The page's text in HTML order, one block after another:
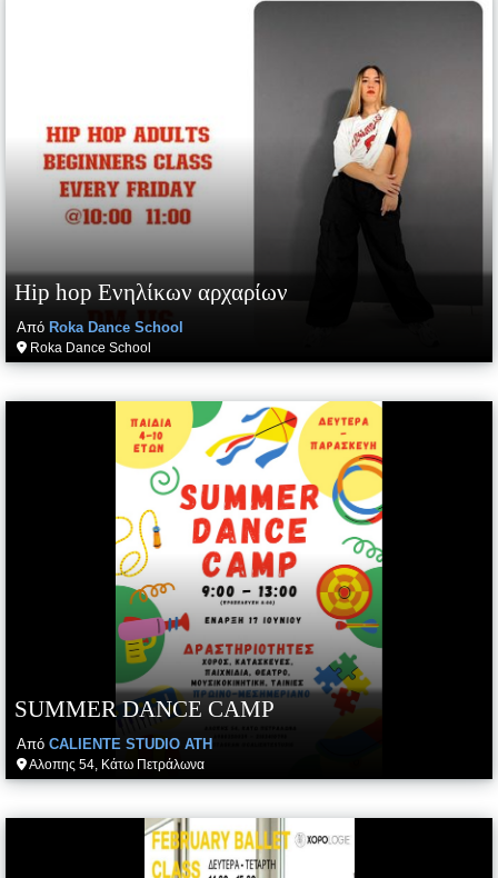
Hip hop Ενηλίκων αρχαρίων
Από Roka Dance School
Roka Dance School
SUMMER DANCE CAMP
Από CALIENTE STUDIO ATH
Αλοπης 54, Κάτω Πετράλωνα